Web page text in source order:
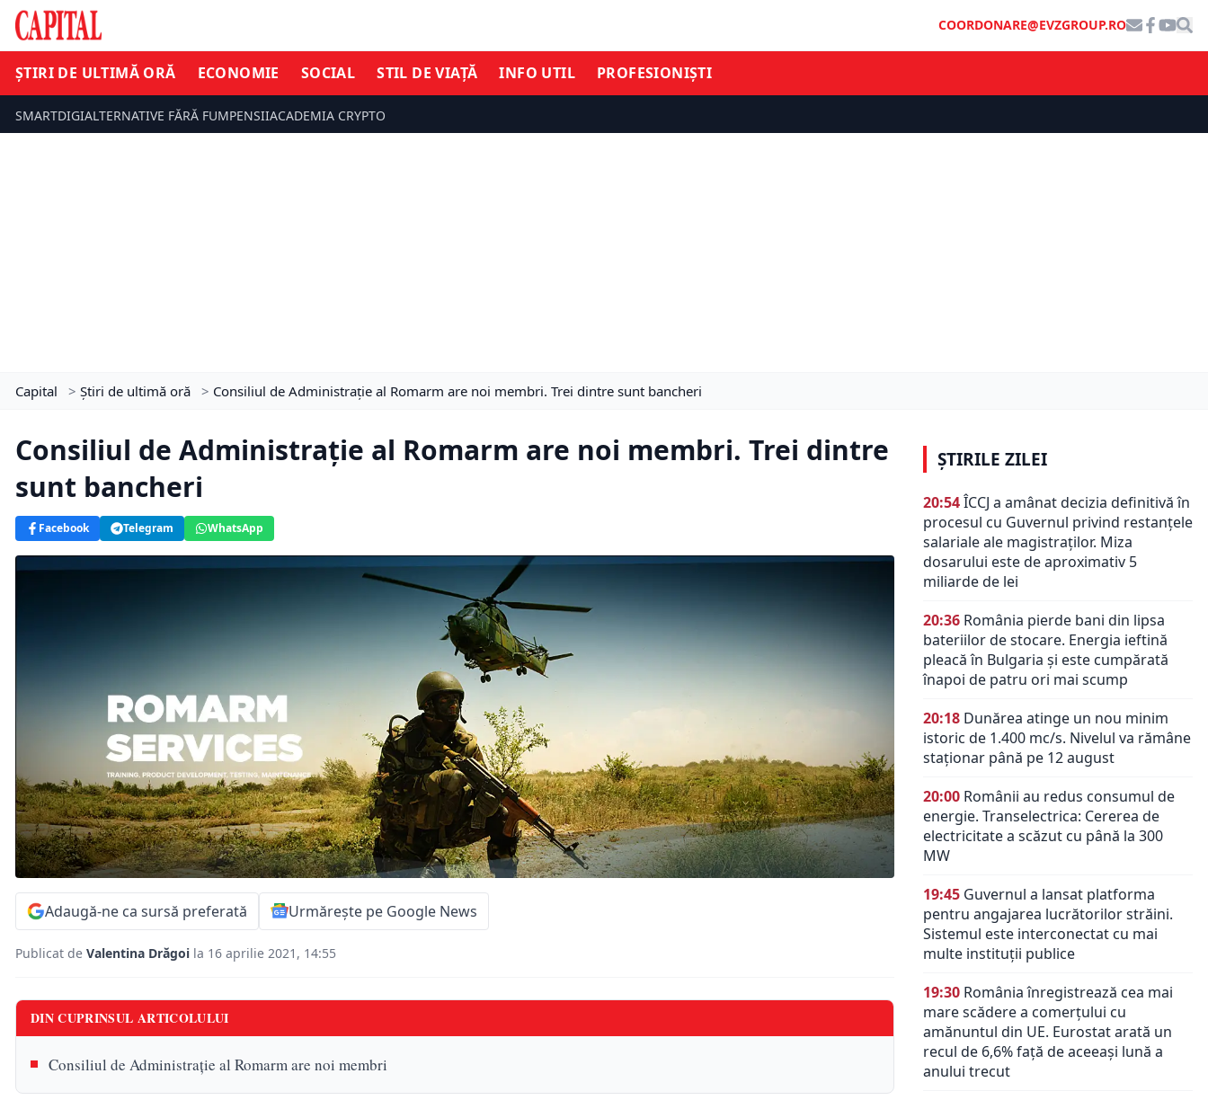
COORDONARE@EVZGROUP.RO
ȘTIRI DE ULTIMĂ ORĂ ECONOMIE SOCIAL STIL DE VIAȚĂ INFO UTIL PROFESIONIȘTI
SMARTDIGIALTERNATIVE FĂRĂ FUMPENSIIACADEMIA CRYPTO
Capital > Știri de ultimă oră > Consiliul de Administrație al Romarm are noi membri. Trei dintre sunt bancheri
Consiliul de Administrație al Romarm are noi membri. Trei dintre
sunt bancheri
Facebook Telegram WhatsApp
Adaugă-ne ca sursă preferată Urmărește pe Google News
Publicat de Valentina Drăgoi la 16 aprilie 2021, 14:55
DIN CUPRINSUL ARTICOLULUI
Consiliul de Administrație al Romarm are noi membri
ȘTIRILE ZILEI
20:54ÎCCJ a amânat decizia definitivă în
procesul cu Guvernul privind restanțele
salariale ale magistraților. Miza
dosarului este de aproximativ 5
miliarde de lei
20:36 România pierde bani din lipsa
bateriilor de stocare. Energia ieftină
pleacă în Bulgaria și este cumpărată
înapoi de patru ori mai scump
20:18 Dunărea atinge un nou minim
istoric de 1.400 mc/s. Nivelul va rămâne
staționar până pe 12 august
20:00 Românii au redus consumul de
energie. Transelectrica: Cererea de
electricitate a scăzut cu până la 300
MW
19:45 Guvernul a lansat platforma
pentru angajarea lucrătorilor străini.
Sistemul este interconectat cu mai
multe instituții publice
19:30 România înregistrează cea mai
mare scădere a comerțului cu
amănuntul din UE. Eurostat arată un
recul de 6,6% față de aceeași lună a
anului trecut